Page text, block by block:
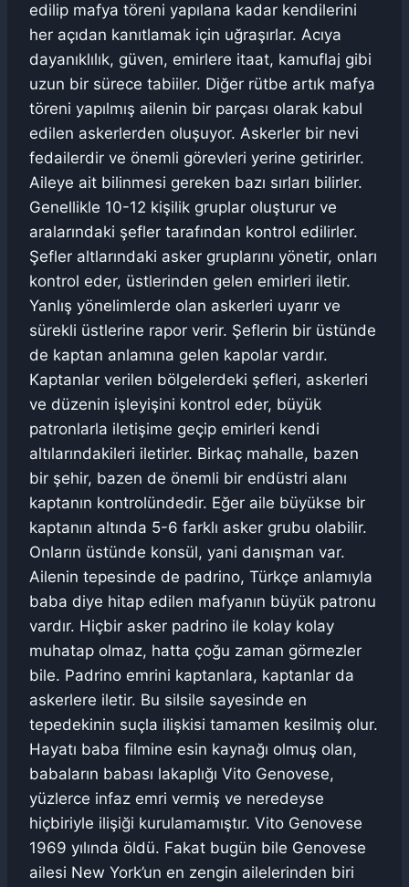
edilip mafya töreni yapılana kadar kendilerini
her açıdan kanıtlamak için uğraşırlar. Acıya
dayanıklılık, güven, emirlere itaat, kamuflaj gibi
uzun bir sürece tabiiler. Diğer rütbe artık mafya
töreni yapılmış ailenin bir parçası olarak kabul
edilen askerlerden oluşuyor. Askerler bir nevi
fedailerdir ve önemli görevleri yerine getirirler.
Aileye ait bilinmesi gereken bazı sırları bilirler.
Genellikle 10-12 kişilik gruplar oluşturur ve
aralarındaki şefler tarafından kontrol edilirler.
Şefler altlarındaki asker gruplarını yönetir, onları
kontrol eder, üstlerinden gelen emirleri iletir.
Yanlış yönelimlerde olan askerleri uyarır ve
sürekli üstlerine rapor verir. Şeflerin bir üstünde
de kaptan anlamına gelen kapolar vardır.
Kaptanlar verilen bölgelerdeki şefleri, askerleri
ve düzenin işleyişini kontrol eder, büyük
patronlarla iletişime geçip emirleri kendi
altılarındakileri iletirler. Birkaç mahalle, bazen
bir şehir, bazen de önemli bir endüstri alanı
kaptanın kontrolündedir. Eğer aile büyükse bir
kaptanın altında 5-6 farklı asker grubu olabilir.
Onların üstünde konsül, yani danışman var.
Ailenin tepesinde de padrino, Türkçe anlamıyla
baba diye hitap edilen mafyanın büyük patronu
vardır. Hiçbir asker padrino ile kolay kolay
muhatap olmaz, hatta çoğu zaman görmezler
bile. Padrino emrini kaptanlara, kaptanlar da
askerlere iletir. Bu silsile sayesinde en
tepedekinin suçla ilişkisi tamamen kesilmiş olur.
Hayatı baba filmine esin kaynağı olmuş olan,
babaların babası lakaplığı Vito Genovese,
yüzlerce infaz emri vermiş ve neredeyse
hiçbiriyle ilişiği kurulamamıştır. Vito Genovese
1969 yılında öldü. Fakat bugün bile Genovese
ailesi New York’un en zengin ailelerinden biri